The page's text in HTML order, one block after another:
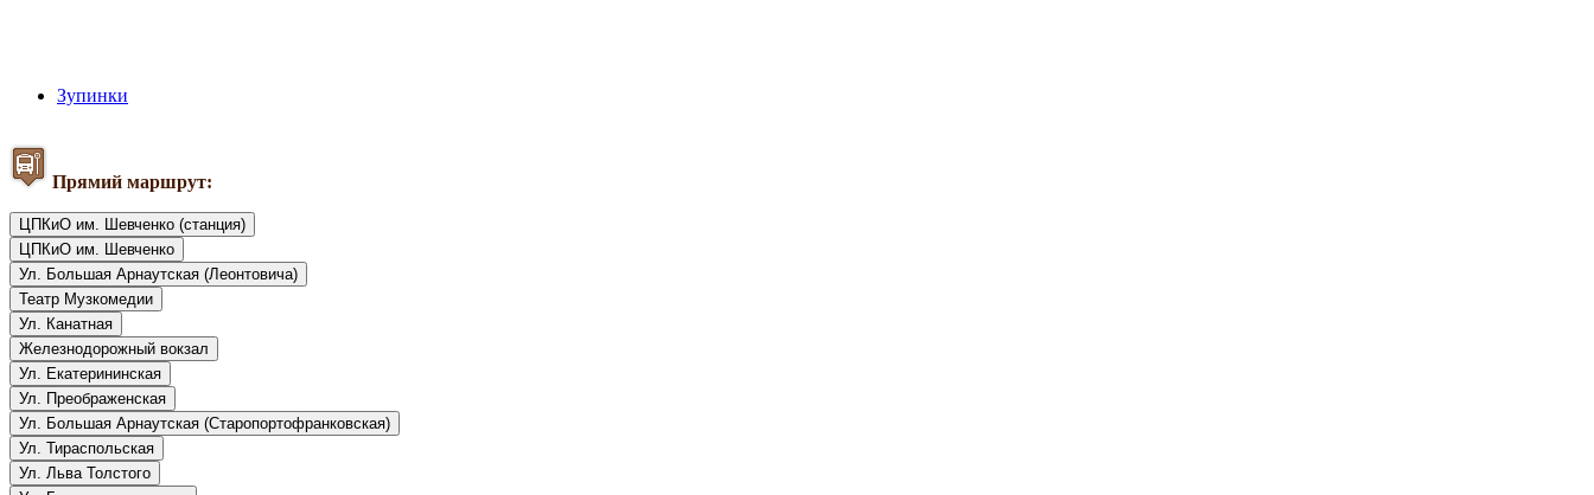
Зупинки
Прямий маршрут:
ЦПКиО им. Шевченко (станция)
ЦПКиО им. Шевченко
Ул. Большая Арнаутская (Леонтовича)
Театр Музкомедии
Ул. Канатная
Железнодорожный вокзал
Ул. Екатерининская
Ул. Преображенская
Ул. Большая Арнаутская (Старопортофранковская)
Ул. Тираспольская
Ул. Льва Толстого